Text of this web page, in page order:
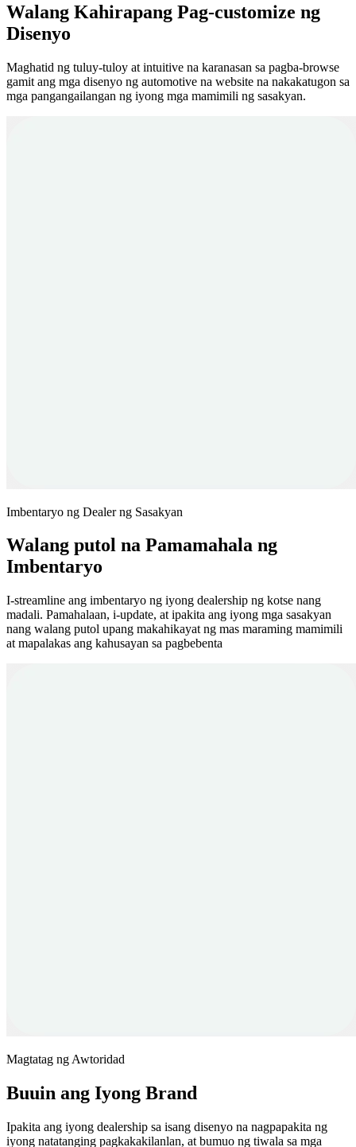
Walang Kahirapang Pag-customize ng
Disenyo
Maghatid ng tuluy-tuloy at intuitive na karanasan sa pagba-browse
gamit ang mga disenyo ng automotive na website na nakakatugon sa
mga pangangailangan ng iyong mga mamimili ng sasakyan.
Imbentaryo ng Dealer ng Sasakyan
Walang putol na Pamamahala ng
Imbentaryo
I-streamline ang imbentaryo ng iyong dealership ng kotse nang
madali. Pamahalaan, i-update, at ipakita ang iyong mga sasakyan
nang walang putol upang makahikayat ng mas maraming mamimili
at mapalakas ang kahusayan sa pagbebenta
Magtatag ng Awtoridad
Buuin ang Iyong Brand
Ipakita ang iyong dealership sa isang disenyo na nagpapakita ng
iyong natatanging pagkakakilanlan, at bumuo ng tiwala sa mga